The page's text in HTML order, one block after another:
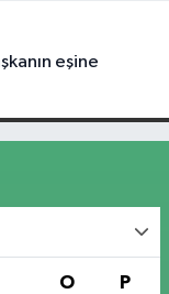
eşine
O P